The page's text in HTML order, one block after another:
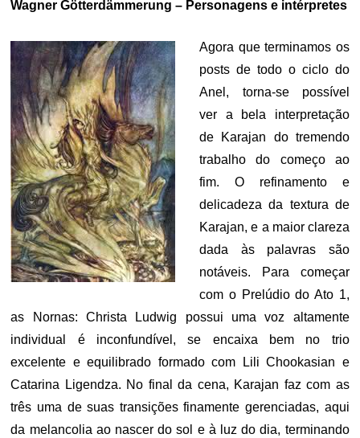
Wagner Götterdämmerung – Personagens e intérpretes
Agora que terminamos os
posts de todo o ciclo do
Anel, torna-se possível
ver a bela interpretação
de Karajan do tremendo
trabalho do começo ao
fim. O refinamento e
delicadeza da textura de
Karajan, e a maior clareza
dada às palavras são
notáveis. Para começar
com o Prelúdio do Ato 1,
as Nornas: Christa Ludwig possui uma voz altamente
individual é inconfundível, se encaixa bem no trio
excelente e equilibrado formado com Lili Chookasian e
Catarina Ligendza. No final da cena, Karajan faz com as
três uma de suas transições finamente gerenciadas, aqui
da melancolia ao nascer do sol e à luz do dia, terminando